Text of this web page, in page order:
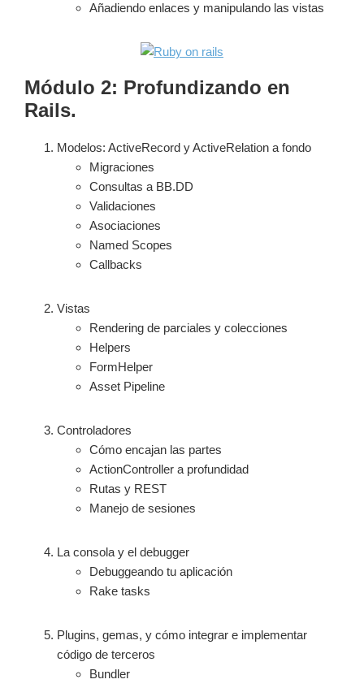
Añadiendo enlaces y manipulando las vistas
Módulo 2: Profundizando en
Rails.
Modelos: ActiveRecord y ActiveRelation a fondo
Migraciones
Consultas a BB.DD
Validaciones
Asociaciones
Named Scopes
Callbacks
Vistas
Rendering de parciales y colecciones
Helpers
FormHelper
Asset Pipeline
Controladores
Cómo encajan las partes
ActionController a profundidad
Rutas y REST
Manejo de sesiones
La consola y el debugger
Debuggeando tu aplicación
Rake tasks
Plugins, gemas, y cómo integrar e implementar
código de terceros
Bundler